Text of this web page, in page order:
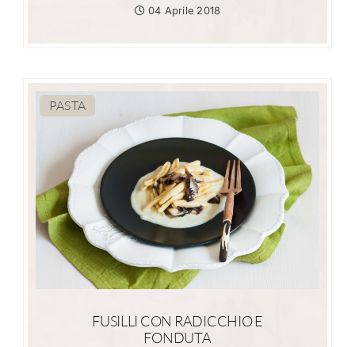
04 Aprile 2018
PASTA
FUSILLI CON RADICCHIO E
FONDUTA